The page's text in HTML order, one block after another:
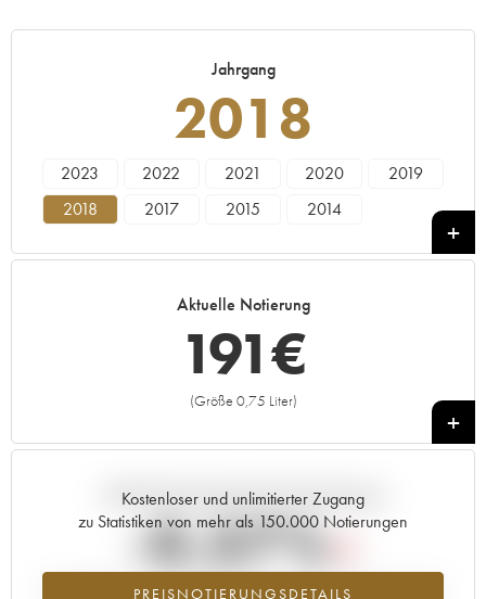
Jahrgang
2018
2023 2022 2021 2020
2019
2018
2017 2015 2014
Aktuelle Notierung
191€
(Größe 0,75 Liter)
+
Kostenloser und unlimitierter Zugang
zu Statistiken von mehr als 150.000 Notierungen
PREISNOTIERUNGSDETAILS
Aktuelle Entwicklung der Preisnotierung
-0.37%
Preisabfall des Jahrgangs 2018 im Jahr 2026 im Vergleich zum Jahr